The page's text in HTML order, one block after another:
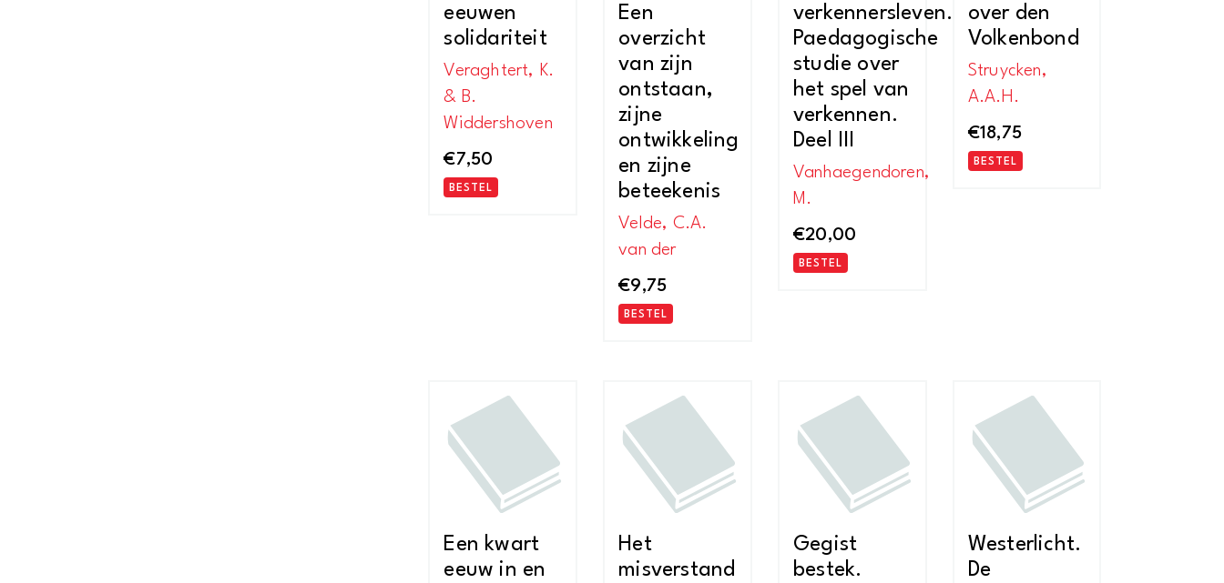
eeuwen
solidariteit
Veraghtert, K.
& B.
Widdershoven
€7,50
BESTEL
Een
overzicht
van zijn
ontstaan,
zijne
ontwikkeling
en zijne
beteekenis
Velde, C.A.
van der
€9,75
BESTEL
verkennersleven.
Paedagogische
studie over
het spel van
verkennen.
Deel III
Vanhaegendoren,
M.
€20,00
BESTEL
over den
Volkenbond
Struycken,
A.A.H.
€18,75
BESTEL
Een kwart
eeuw in en
Het
misverstand
Gegist
bestek.
Westerlicht.
De